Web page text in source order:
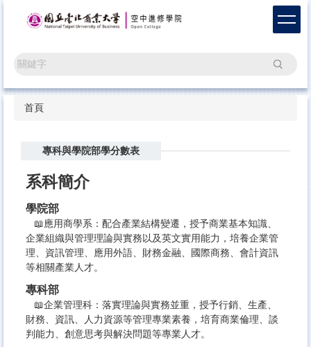
區
搜尋
首頁
專科與學院部學分數表
系科簡介
學院部
📖應用商學系：配合產業結構變遷，授予商業基本知識、
企業組織與管理理論與實務以及英文實用能力，培養企業管
理、資訊管理、應用外語、財務金融、國際商務、會計資訊
等相關產業人才。
專科部
📖企業管理科：落實理論與實務並重，授予行銷、生產、
財務、資訊、人力資源等管理專業素養，培育商業倫理、談
判能力、創意思考與解決問題等專業人才。